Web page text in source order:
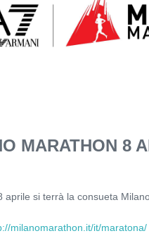
MARATHON 8
aprile si terrà la consueta
milanomarathon.it/it/maratona/